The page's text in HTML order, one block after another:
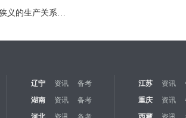
自考《政治经济学（财经类）》真题练习：狭义的生产关系（6.30）
辽宁 资讯 备考 江苏 资讯
湖南 资讯 备考 重庆 资讯